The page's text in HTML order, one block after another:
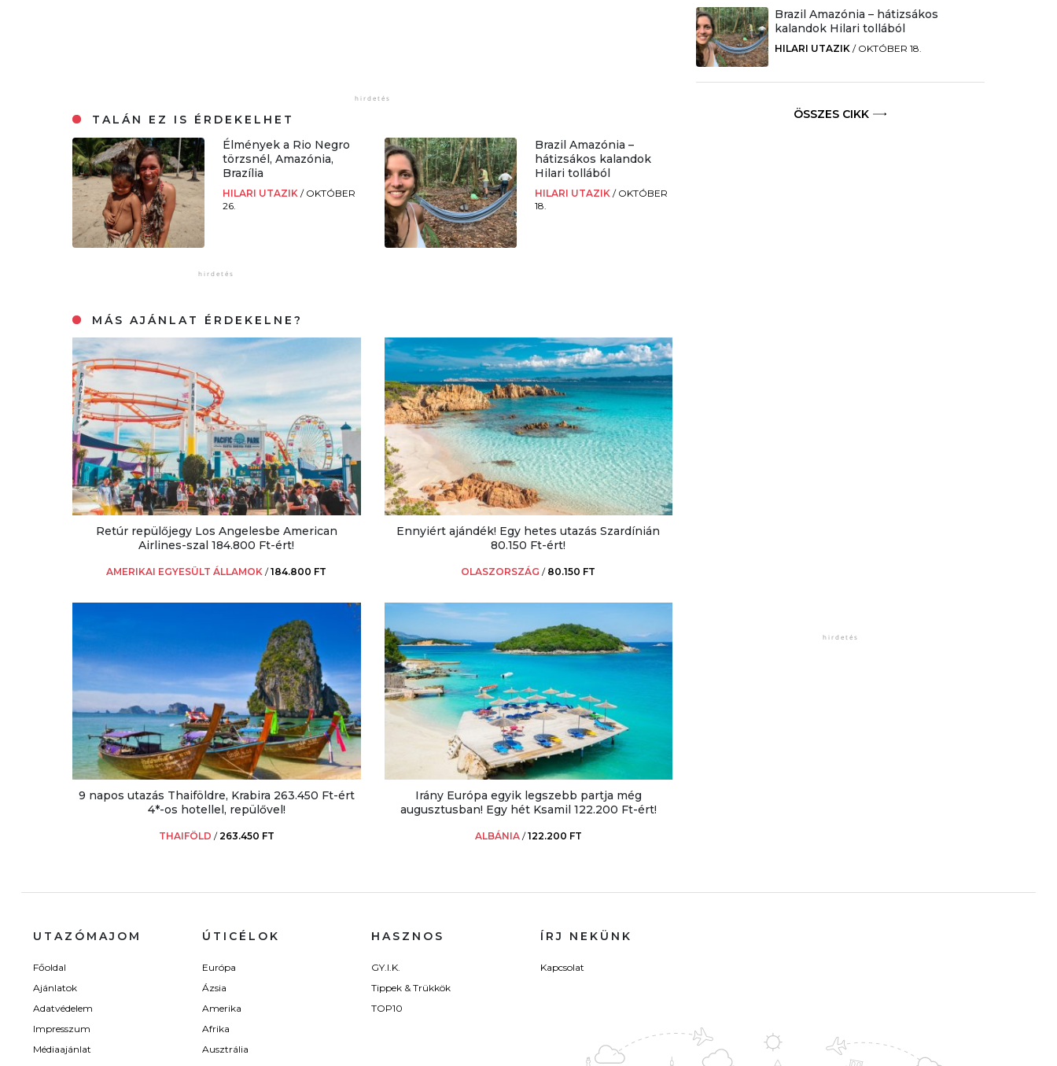
TALÁN EZ IS ÉRDEKELHET
Élmények a Rio Negro
törzsnél, Amazónia,
Brazília
HILARI UTAZIK/ OKTÓBER
26.
Brazil Amazónia –
hátizsákos kalandok
Hilari tollából
HILARI UTAZIK / OKTÓBER
18.
MÁS AJÁNLAT ÉRDEKELNE?
Retúr repülőjegy Los Angelesbe American
Airlines-szal 184.800 Ft-ért!
AMERIKAI EGYESÜLT ÁLLAMOK /184.800 FT
Ennyiért ajándék! Egy hetes utazás Szardínián
80.150 Ft-ért!
OLASZORSZÁG / 80.150 FT
9 napos utazás Thaiföldre, Krabira 263.450 Ft-ért
4*-os hotellel, repülővel!
THAIFÖLD /263.450 FT
Irány Európa egyik legszebb partja még
augusztusban! Egy hét Ksamil 122.200 Ft-ért!
ALBÁNIA /122.200 FT
Brazil Amazónia – hátizsákos
kalandok Hilari tollából
HILARI UTAZIK / OKTÓBER 18.
ÖSSZES CIKK
UTAZÓMAJOM
Főoldal
Ajánlatok
Adatvédelem
Impresszum
Médiaajánlat
ÚTICÉLOK
Európa
Ázsia
Amerika
Afrika
Ausztrália
HASZNOS
GY.I.K.
Tippek & Trükkök
TOP10
ÍRJ NEKÜNK
Kapcsolat